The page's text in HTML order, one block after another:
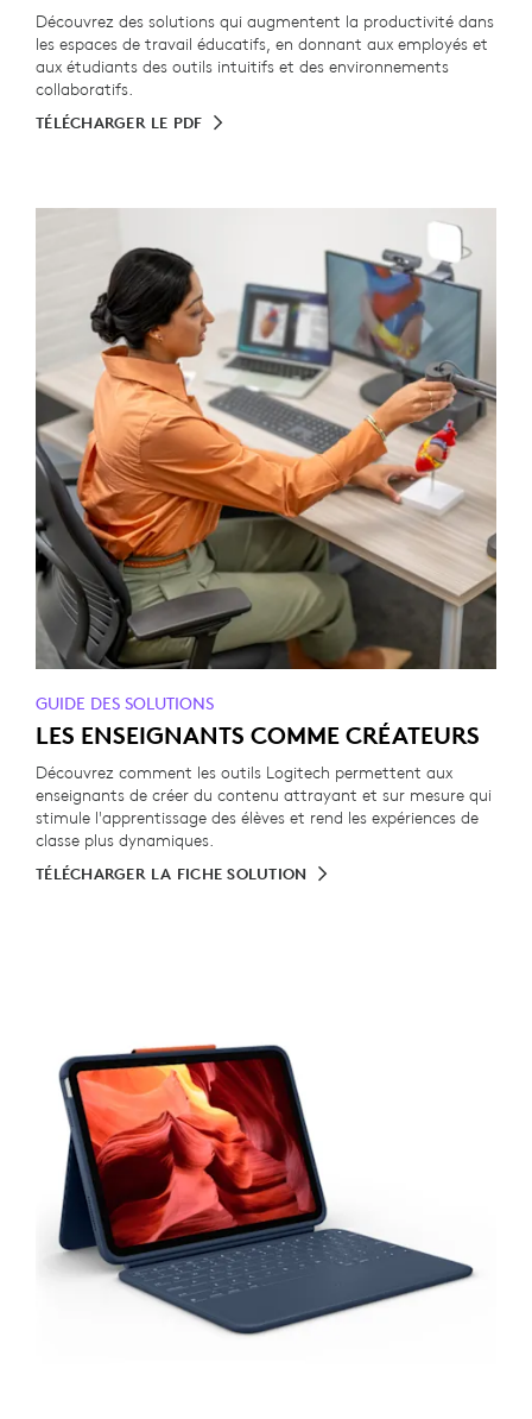
Découvrez des solutions qui augmentent la productivité dans
les espaces de travail éducatifs, en donnant aux employés et
aux étudiants des outils intuitifs et des environnements
collaboratifs.
TÉLÉCHARGER LE PDF
GUIDE DES SOLUTIONS
LES ENSEIGNANTS COMME CRÉATEURS
Découvrez comment les outils Logitech permettent aux
enseignants de créer du contenu attrayant et sur mesure qui
stimule l'apprentissage des élèves et rend les expériences de
classe plus dynamiques.
TÉLÉCHARGER LA FICHE SOLUTION